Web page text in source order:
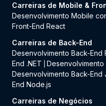
Carreiras de Mobile &
Desenvolvimento Mobile
Front-End React
Carreiras de Back-End
Desenvolvimento Back-End
End .NET
Desenvolvimento
Desenvolvimento Back-End
End Node.js
Carreiras de Negócios